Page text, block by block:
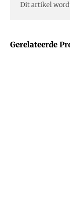
Gerelateerde
Dit artikel